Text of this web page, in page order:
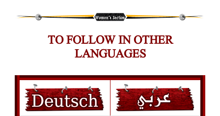
TO FOLLOW IN OTHER
LANGUAGES